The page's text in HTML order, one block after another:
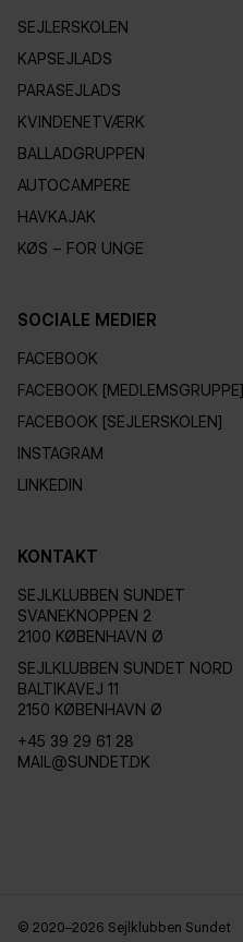
SEJLERSKOLEN
KAPSEJLADS
PARASEJLADS
KVINDENETVÆRK
BALLADGRUPPEN
AUTOCAMPERE
HAVKAJAK
KØS – FOR UNGE
SOCIALE MEDIER
FACEBOOK
FACEBOOK [MEDLEMSGRUPPE]
FACEBOOK [SEJLERSKOLEN]
INSTAGRAM
LINKEDIN
KONTAKT
SEJLKLUBBEN SUNDET
SVANEKNOPPEN 2
2100 KØBENHAVN Ø
SEJLKLUBBEN SUNDET NORD
BALTIKAVEJ 11
2150 KØBENHAVN Ø
+45 39 29 61 28
MAIL@SUNDET.DK
© 2020–2026 Sejlklubben Sundet